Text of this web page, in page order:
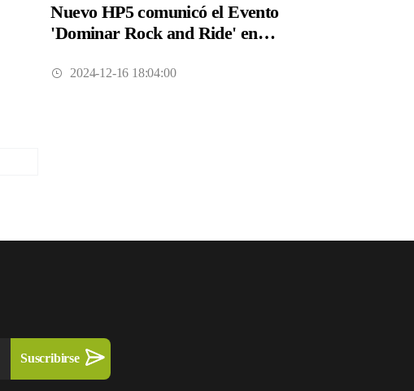
Nuevo HP5 comunicó el Evento
'Dominar Rock and Ride' en
2024-12-16 18:04:00